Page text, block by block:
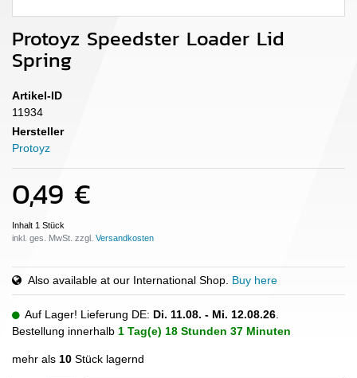
Protoyz Speedster Loader Lid
Spring
Artikel-ID
11934
Hersteller
Protoyz
0,49 €
Inhalt 1 Stück
inkl. ges. MwSt. zzgl.
Also available at our International Shop. Buy here
Auf Lager! Lieferung DE: Di. 11.08. - Mi. 12.08.26.
Bestellung innerhalb 1 Tag(e) 18 Stunden 37 Minuten
mehr als 10 Stück lagernd